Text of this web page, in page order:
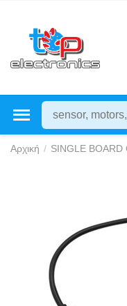
Αρχική / SINGLE BOARD